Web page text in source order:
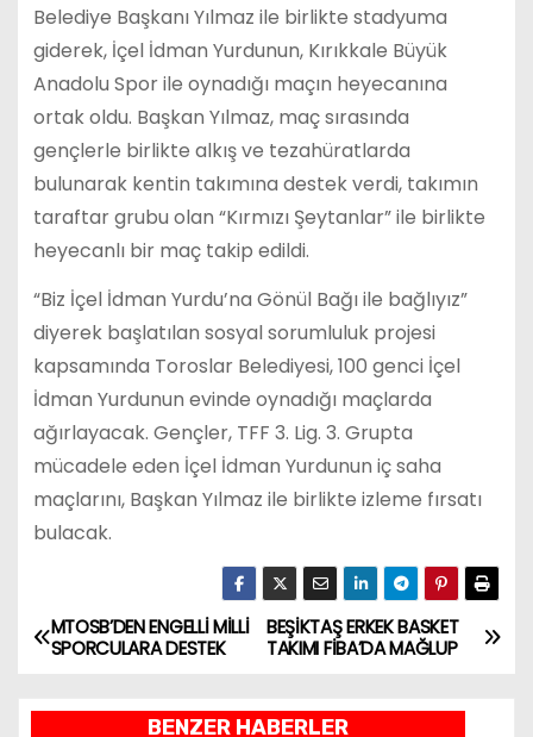
Belediye Başkanı Yılmaz ile birlikte stadyuma
giderek, İçel İdman Yurdunun, Kırıkkale Büyük
Anadolu Spor ile oynadığı maçın heyecanına
ortak oldu. Başkan Yılmaz, maç sırasında
gençlerle birlikte alkış ve tezahüratlarda
bulunarak kentin takımına destek verdi, takımın
taraftar grubu olan “Kırmızı Şeytanlar” ile birlikte
heyecanlı bir maç takip edildi.
“Biz İçel İdman Yurdu’na Gönül Bağı ile bağlıyız”
diyerek başlatılan sosyal sorumluluk projesi
kapsamında Toroslar Belediyesi, 100 genci İçel
İdman Yurdunun evinde oynadığı maçlarda
ağırlayacak. Gençler, TFF 3. Lig. 3. Grupta
mücadele eden İçel İdman Yurdunun iç saha
maçlarını, Başkan Yılmaz ile birlikte izleme fırsatı
bulacak.
Y
BEŞİKTAŞ ERKEK BASKET
TAKIMI FİBA’DA MAĞLUP
MTOSB’DEN ENGELLİ MİLLİ
SPORCULARA DESTEK
BENZER HABERLER